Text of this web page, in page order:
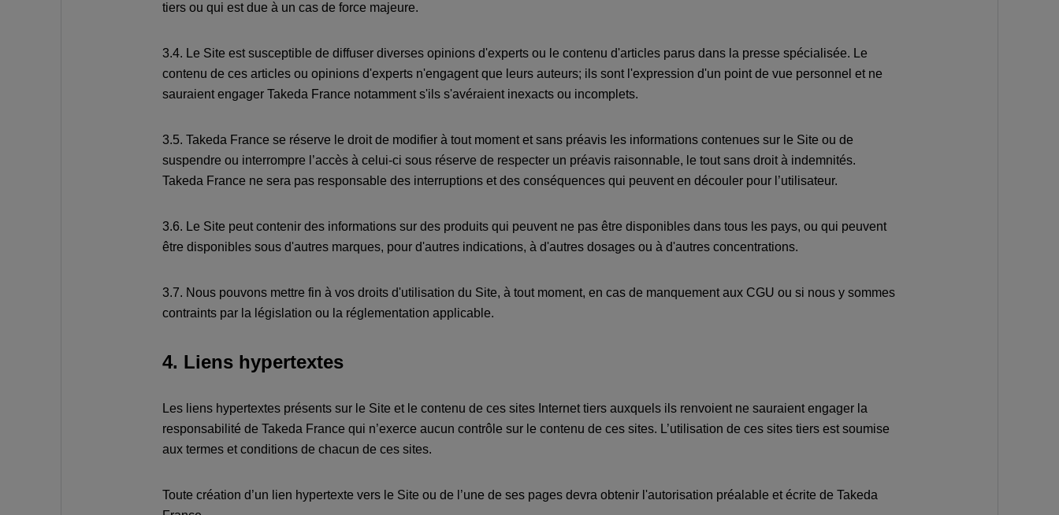
tiers ou qui est due à un cas de force majeure.
3.4. Le Site est susceptible de diffuser diverses opinions d'experts ou le contenu d'articles parus dans la presse spécialisée. Le
contenu de ces articles ou opinions d'experts n'engagent que leurs auteurs; ils sont l'expression d'un point de vue personnel et ne
sauraient engager Takeda France notamment s'ils s'avéraient inexacts ou incomplets.
3.5. Takeda France se réserve le droit de modifier à tout moment et sans préavis les informations contenues sur le Site ou de
suspendre ou interrompre l’accès à celui-ci sous réserve de respecter un préavis raisonnable, le tout sans droit à indemnités.
Takeda France ne sera pas responsable des interruptions et des conséquences qui peuvent en découler pour l’utilisateur.
3.6. Le Site peut contenir des informations sur des produits qui peuvent ne pas être disponibles dans tous les pays, ou qui peuvent
être disponibles sous d'autres marques, pour d'autres indications, à d'autres dosages ou à d'autres concentrations.
3.7. Nous pouvons mettre fin à vos droits d'utilisation du Site, à tout moment, en cas de manquement aux CGU ou si nous y sommes
contraints par la législation ou la réglementation applicable.
4. Liens hypertextes
Les liens hypertextes présents sur le Site et le contenu de ces sites Internet tiers auxquels ils renvoient ne sauraient engager la
responsabilité de Takeda France qui n’exerce aucun contrôle sur le contenu de ces sites. L’utilisation de ces sites tiers est soumise
aux termes et conditions de chacun de ces sites.
Toute création d’un lien hypertexte vers le Site ou de l’une de ses pages devra obtenir l'autorisation préalable et écrite de Takeda